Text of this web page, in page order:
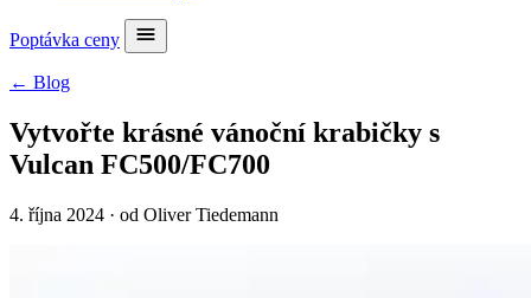
Poptávka ceny
← Blog
Vytvořte krásné vánoční krabičky s
Vulcan FC500/FC700
4. října 2024 · od Oliver Tiedemann